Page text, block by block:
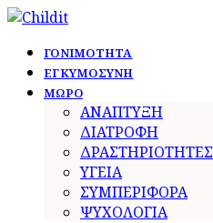
ΓΟΝΙΜΟΤΗΤΑ
ΕΓΚΥΜΟΣΥΝΗ
ΜΩΡΟ
ΑΝΑΠΤΥΞΗ
ΔΙΑΤΡΟΦΗ
ΔΡΑΣΤΗΡΙΟΤΗΤΕΣ
ΥΓΕΙΑ
ΣΥΜΠΕΡΙΦΟΡΑ
ΨΥΧΟΛΟΓΙΑ